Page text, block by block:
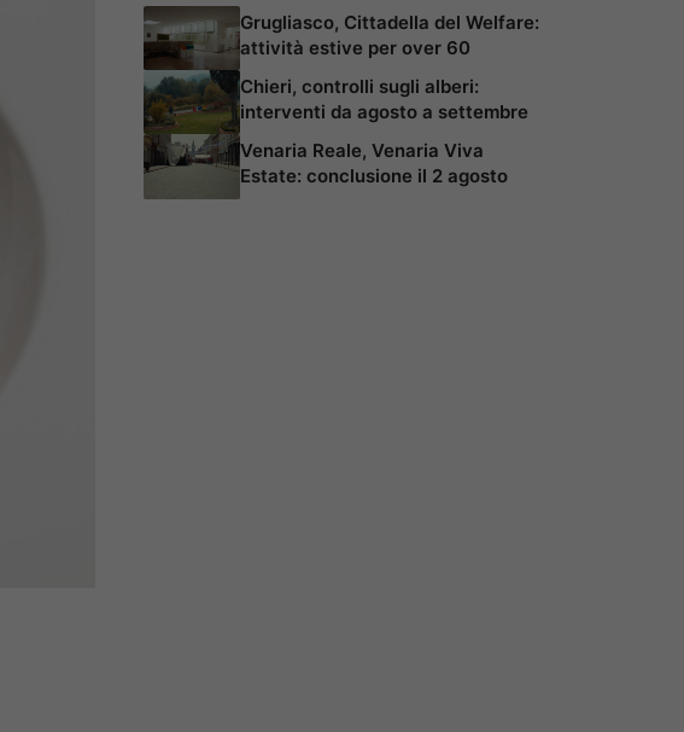
Grugliasco, Cittadella del Welfare:
attività estive per over 60
Chieri, controlli sugli alberi:
interventi da agosto a settembre
Venaria Reale, Venaria Viva
Estate: conclusione il 2 agosto